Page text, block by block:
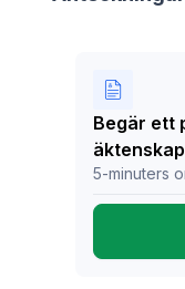
Begär ett
5-minuters